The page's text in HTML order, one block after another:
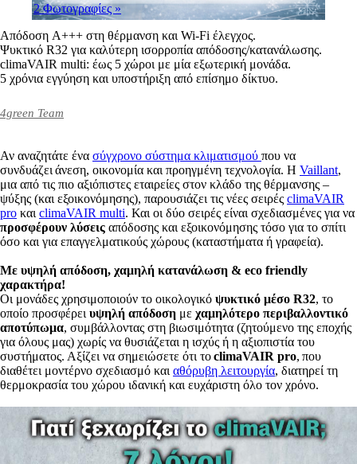
2 Φωτογραφίες»
Απόδοση A+++ στη θέρμανση και Wi-Fi έλεγχος.
Ψυκτικό R32 για καλύτερη ισορροπία απόδοσης/κατανάλωσης.
climaVAIR multi: έως 5 χώροι με μία εξωτερική μονάδα.
5 χρόνια εγγύηση και υποστήριξη από επίσημο δίκτυο.
4green Team
Αν αναζητάτε ένα σύγχρονο σύστημα κλιματισμού που να
συνδυάζει άνεση, οικονομία και προηγμένη τεχνολογία. Η Vaillant,
μια από τις πιο αξιόπιστες εταιρείες στον κλάδο της θέρμανσης –
ψύξης (και εξοικονόμησης), παρουσιάζει τις νέες σειρές climaVAIR
pro και climaVAIR multi. Και οι δύο σειρές είναι σχεδιασμένες για να
προσφέρουν λύσεις απόδοσης και εξοικονόμησης τόσο για το σπίτι
όσο και για επαγγελματικούς χώρους (καταστήματα ή γραφεία).
Με υψηλή απόδοση, χαμηλή κατανάλωση & eco friendly
χαρακτήρα!
Οι μονάδες χρησιμοποιούν το οικολογικό ψυκτικό μέσο R32, το
οποίο προσφέρει υψηλή απόδοση με χαμηλότερο περιβαλλοντικό
αποτύπωμα, συμβάλλοντας στη βιωσιμότητα (ζητούμενο της εποχής
για όλους μας) χωρίς να θυσιάζεται η ισχύς ή η αξιοπιστία του
συστήματος. Αξίζει να σημειώσετε ότι τοclimaVAIR pro, που
διαθέτει μοντέρνο σχεδιασμό και αθόρυβη λειτουργία, διατηρεί τη
θερμοκρασία του χώρου ιδανική και ευχάριστη όλο τον χρόνο.